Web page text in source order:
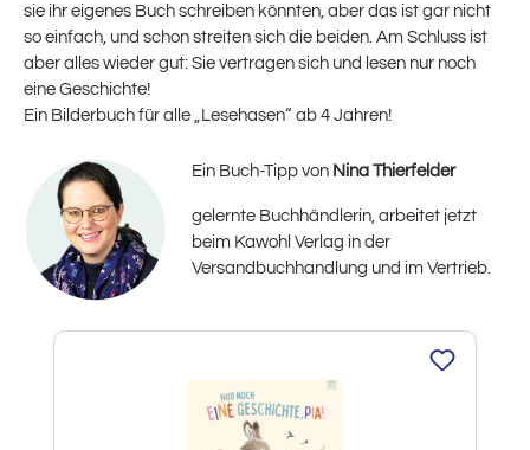
sie ihr eigenes Buch schreiben könnten, aber das ist gar nicht
so einfach, und schon streiten sich die beiden. Am Schluss ist
aber alles wieder gut: Sie vertragen sich und lesen nur noch
eine Geschichte!
Ein Bilderbuch für alle „Lesehasen“ ab 4 Jahren!
Ein Buch-Tipp von Nina Thierfelder
gelernte Buchhändlerin, arbeitet jetzt
beim Kawohl Verlag in der
Versandbuchhandlung und im Vertrieb.
Produktgalerie überspringen